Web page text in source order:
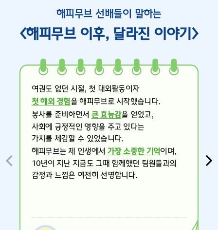
해피무브 선배들이 말하는
<해피무브 이후, 달라진 이야기>
여권도 없던 시절, 첫 대외활동이자
첫 해외 경험을 해피무브로 시작했습니다.
봉사를 준비하면서 큰 효능감을 얻었고,
사회에 긍정적인 영향을 주고 있다는
가치를 체감할 수 있었습니다.
해피무브는 제 인생에서 가장 소중한 기억이며,
10년이 지난 지금도 그때 함께했던 팀원들과의
감정과 느낌은 여전히 선명합니다.